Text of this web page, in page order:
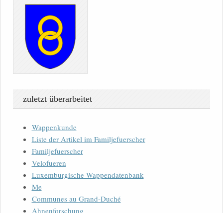
zuletzt überarbeitet
Wappenkunde
Liste der Artikel im Familjefuerscher
Familjefuerscher
Velofueren
Luxemburgische Wappendatenbank
Me
Communes au Grand-Duché
Ahnenforschung